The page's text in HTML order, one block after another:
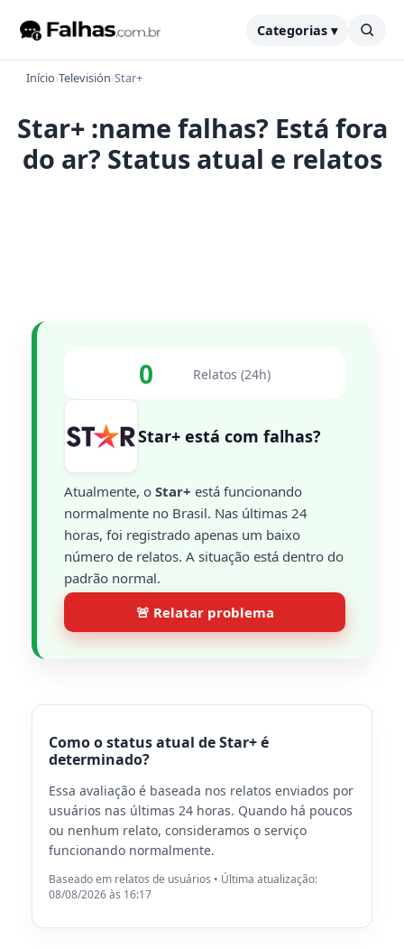
Categorias ▾
Início›Televisión›Star+
Star+ :name falhas? Está fora
do ar? Status atual e relatos
0 Relatos (24h)
Star+ está com falhas?
Atualmente, o Star+ está funcionando
normalmente no Brasil. Nas últimas 24
horas, foi registrado apenas um baixo
número de relatos. A situação está dentro do
padrão normal.
🚨 Relatar problema
Como o status atual de Star+ é
determinado?
Essa avaliação é baseada nos relatos enviados por
usuários nas últimas 24 horas. Quando há poucos
ou nenhum relato, consideramos o serviço
funcionando normalmente.
Baseado em relatos de usuários • Última atualização:
08/08/2026 às 16:17